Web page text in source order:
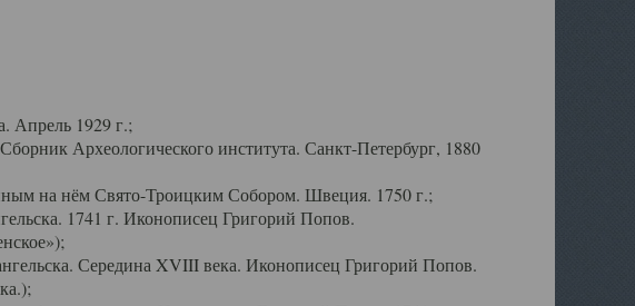
Апрель 1929 г.;
Археологического института. Санкт-Петербург, 1880
на нём Свято-Троицким Собором. Швеция. 1750 г.;
1741 г. Иконописец Григорий Попов.
Середина XVIII века. Иконописец Григорий Попов.